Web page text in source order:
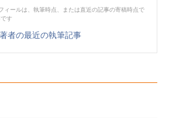
ィールは、執筆時点、または直近の記事の寄稿時点で
す
者の最近の執筆記事